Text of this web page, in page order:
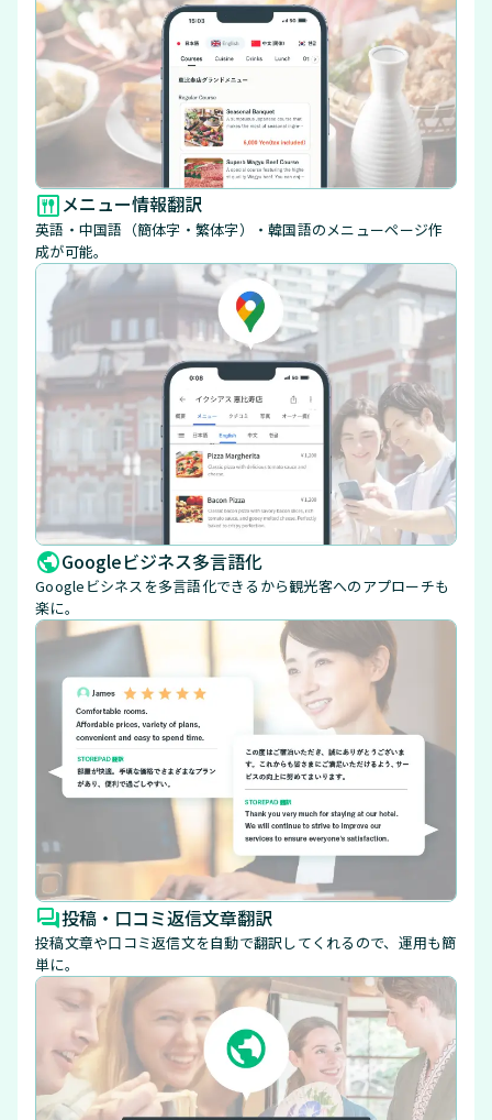
メニュー情報翻訳
英語・中国語（簡体字・繁体字）・韓国語のメニューページ作
成が可能。
Googleビジネス多言語化
Googleビシネスを多言語化できるから観光客へのアプローチも
楽に。
投稿・口コミ返信文章翻訳
投稿文章や口コミ返信文を自動で翻訳してくれるので、運用も簡
単に。